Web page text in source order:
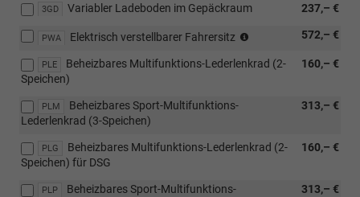
3GD 237,– €
Variabler Ladeboden im Gepäckraum
PWA 572,– €
Elektrisch verstellbarer Fahrersitz
mit
PIK)
PLE 160,– €
Beheizbares Multifunktions-Lederlenkrad (2-
Speichen)
PLM 313,– €
Beheizbares Sport-Multifunktions-
Lederlenkrad (3-Speichen)
PLG 160,– €
Beheizbares Multifunktions-Lederlenkrad (2-
Speichen) für DSG
PLP 313,– €
Beheizbares Sport-Multifunktions-